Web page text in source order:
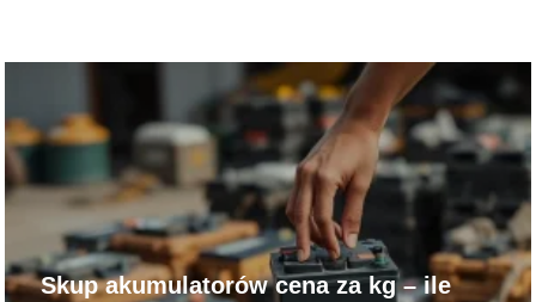
Skup akumulatorów cena za kg – ile